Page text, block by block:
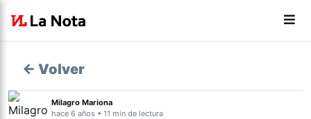
← Volver
Milagro Mariona
hace 6 años • 11 min de lectura